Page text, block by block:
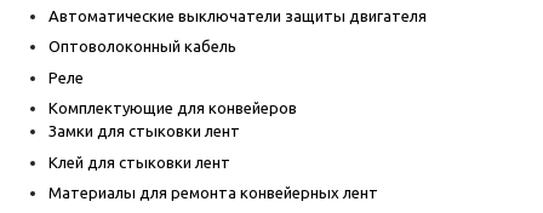
Автоматические выключатели защиты двигателя
Оптоволоконный кабель
Реле
Комплектующие для конвейеров
Замки для стыковки лент
Клей для стыковки лент
Материалы для ремонта конвейерных лент